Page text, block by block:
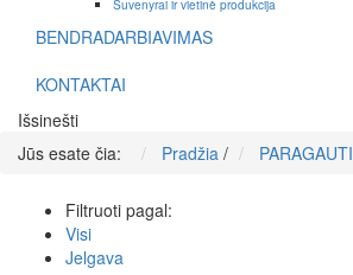
Suvenyrai ir vietinė produkcija
BENDRADARBIAVIMAS
KONTAKTAI
Išsinešti
Jūs esate čia:
Pradžia / PARAGAUTI
Filtruoti pagal:
Visi
Jelgava